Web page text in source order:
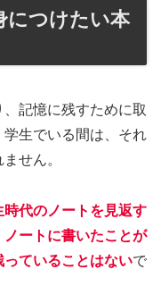
につけたい本
記憶に残すために取
生でいる間は、それ
せん。
代のノートを見返す
ノートに書いたことが
ていることはないで